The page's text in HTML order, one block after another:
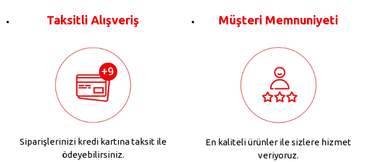
Taksitli Alışveriş
Siparişlerinizi kredi kartına taksit ile
ödeyebilirsiniz.
Müşteri Memnuniyeti
En kaliteli ürünler ile sizlere hizmet
veriyoruz.